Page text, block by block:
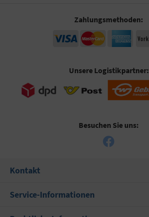
Zahlungsmethoden:
Unsere Logistikpartner:
Besuchen Sie uns:
Kontakt
Service-Informationen